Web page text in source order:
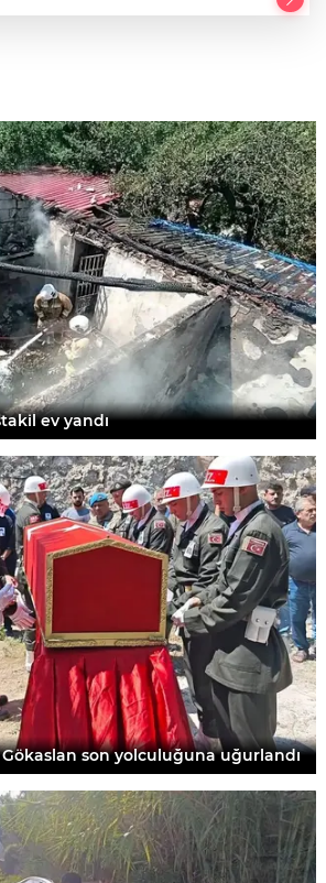
ev yandı
Gökaslan son yolculuğuna uğurlandı